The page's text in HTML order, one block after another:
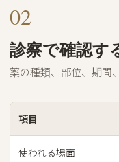
02
診察で確認す
薬の種類、部位、期間
項目
使われる場面